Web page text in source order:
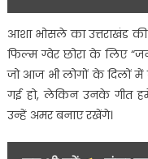
आशा भोसले का उत्तराखंड
फिल्म ग्वेर छोरा के लिए
जो आज भी लोगों के दिलों में
गई हो, लेकिन उनके गीत
उन्हें अमर बनाए रखेंगे।